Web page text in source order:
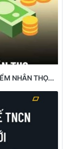
NHÂN THỌ...